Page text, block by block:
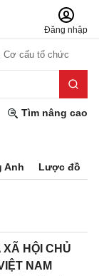
Đăng nhập
Cơ cấu tổ chức
Tìm nâng cao
Anh Lược đồ
XÃ HỘI CHỦ
NAM